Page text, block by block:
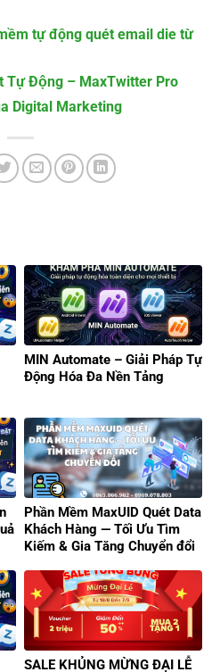
tự động quét email die từ
Tự Động – MaxTwitter Pro
Digital Marketing
MIN Automate – Giải Pháp Tự
Động Hóa Đa Nền Tảng
Phần Mềm MaxUID Quét Data
Khách Hàng — Tối Ưu Tìm
Kiếm & Gia Tăng Chuyển đổi
SALE KHỦNG MỪNG ĐẠI LỄ